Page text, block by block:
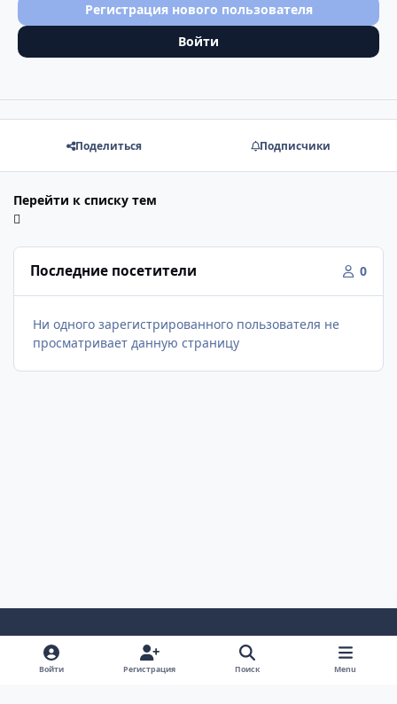
Регистрация нового пользователя
Войти
Поделиться Подписчики
Перейти к списку тем
Последние посетители 0
Ни одного зарегистрированного пользователя не
просматривает данную страницу
Светлый Режим
Темный РежимНастройка Системы
Войти Регистрация Поиск Menu